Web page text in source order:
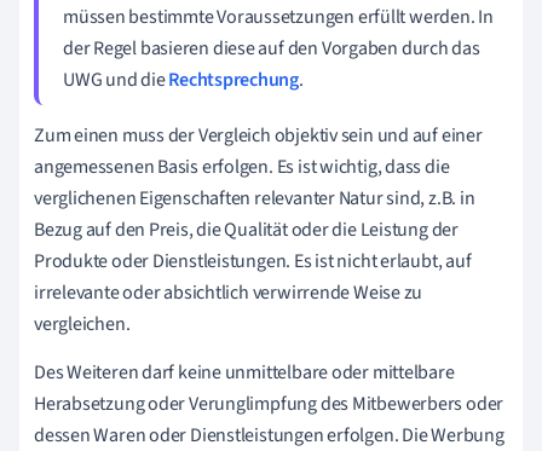
müssen bestimmte Voraussetzungen erfüllt werden. In
der Regel basieren diese auf den Vorgaben durch das
UWG und dieRechtsprechung.
Zum einen muss der Vergleich objektiv sein und auf einer
angemessenen Basis erfolgen. Es ist wichtig, dass die
verglichenen Eigenschaften relevanter Natur sind, z.B. in
Bezug auf den Preis, die Qualität oder die Leistung der
Produkte oder Dienstleistungen. Es ist nicht erlaubt, auf
irrelevante oder absichtlich verwirrende Weise zu
vergleichen.
Des Weiteren darf keine unmittelbare oder mittelbare
Herabsetzung oder Verunglimpfung des Mitbewerbers oder
dessen Waren oder Dienstleistungen erfolgen. Die Werbung